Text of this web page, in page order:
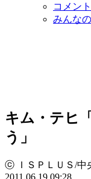
コメント
みんな
キム・テヒ
う」
ⓒ ＩＳＰＬＵＳ/中
2011.06.19 09:28